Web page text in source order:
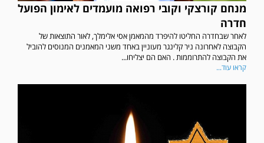
מנחם קורצקי וקובי רפואה מועמדים לאימון הפועל
חדרה
לאחר שבחדרה החליטו להיפרד מהמאמן אסי אלימלך, לאור התוצאות של
הקבוצה לאחרונה ניר קלינגר מעוניין באחד משני המאמנים המנוסים להוביל
את הקבוצה להתרוממות . האם הם יצליחו...
קראו עוד...